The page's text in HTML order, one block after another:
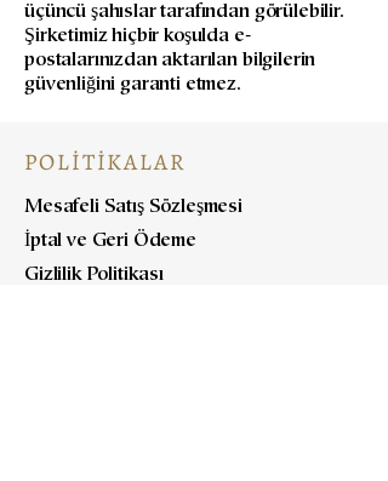
üçüncü şahıslar tarafından görülebilir.
Şirketimiz hiçbir koşulda e-
postalarınızdan aktarılan bilgilerin
güvenliğini garanti etmez.
POLİTİKALAR
Mesafeli Satış Sözleşmesi
İptal ve Geri Ödeme
Gizlilik Politikası